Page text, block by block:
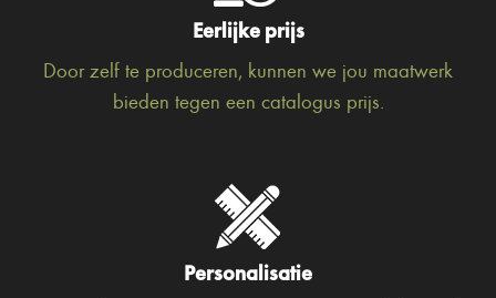
Eerlijke prijs
Door zelf te produceren, kunnen we jou maatwerk
bieden tegen een catalogus prijs.
Personalisatie